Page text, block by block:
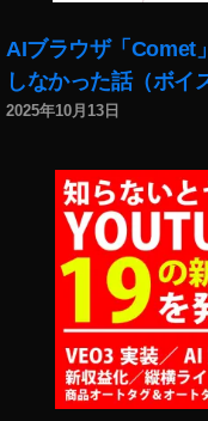
AIブラウザ「Comet
しなかった話（ボイ
2025年10月13日